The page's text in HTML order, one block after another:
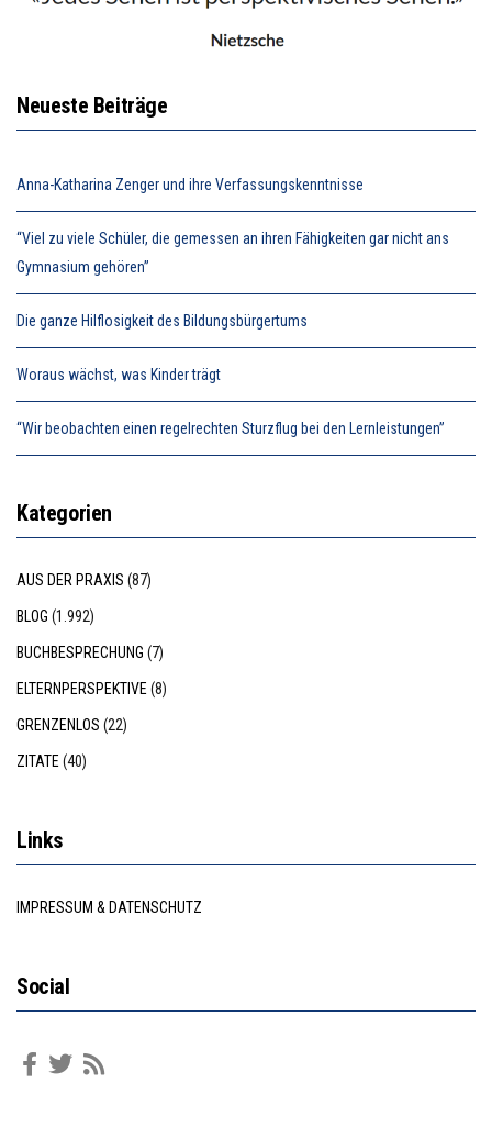
Neueste Beiträge
Anna-Katharina Zenger und ihre Verfassungskenntnisse
“Viel zu viele Schüler, die gemessen an ihren Fähigkeiten gar nicht ans
Gymnasium gehören”
Die ganze Hilflosigkeit des Bildungsbürgertums
Woraus wächst, was Kinder trägt
“Wir beobachten einen regelrechten Sturzflug bei den Lernleistungen”
Kategorien
AUS DER PRAXIS (87)
BLOG (1.992)
BUCHBESPRECHUNG (7)
ELTERNPERSPEKTIVE (8)
GRENZENLOS (22)
ZITATE (40)
Links
IMPRESSUM & DATENSCHUTZ
Social